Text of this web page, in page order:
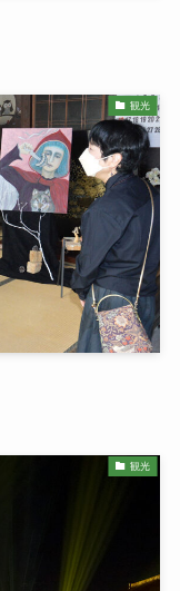
観光
観光